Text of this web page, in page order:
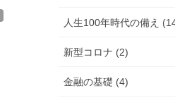
人生100年時代の備え
新型コロナ (2)
金融の基礎 (4)